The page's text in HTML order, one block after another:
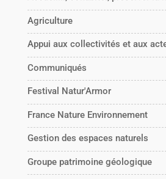
Agriculture
Appui aux collectivités et aux
Communiqués
Festival Natur'Armor
France Nature Environnement
Gestion des espaces naturels
Groupe patrimoine géologique